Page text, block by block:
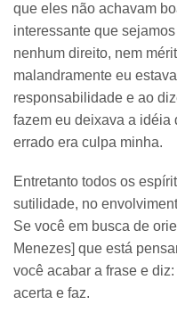
que eles não achavam
interessante que
nenhum direito, nem
malandramente eu
responsabilidade e ao
fazem eu deixava a idéia
errado era culpa minha.
Entretanto todos os
sutilidade, no
Se você em busca de
Menezes] que está
você acabar a frase e
acerta e faz.